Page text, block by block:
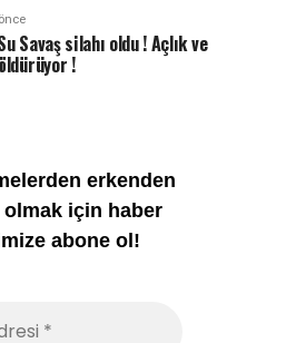
Savaş silahı oldu ! Açlık ve
!
erkenden
olmak için haber
abone ol!